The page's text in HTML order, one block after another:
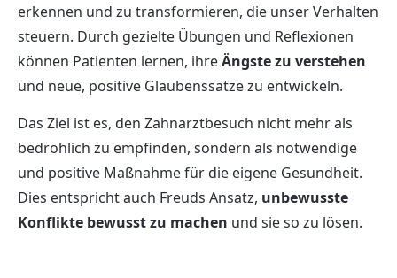
erkennen und zu transformieren, die unser Verhalten
steuern. Durch gezielte Übungen und Reflexionen
können Patienten lernen, ihreÄngste zu verstehen
und neue, positive Glaubenssätze zu entwickeln.
Das Ziel ist es, den Zahnarztbesuch nicht mehr als
bedrohlich zu empfinden, sondern als notwendige
und positive Maßnahme für die eigene Gesundheit.
Dies entspricht auch Freuds Ansatz, unbewusste
Konflikte bewusst zu machen und sie so zu lösen.